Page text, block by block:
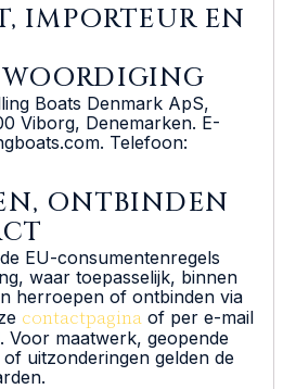
IMPORTEUR EN
Boats Denmark ApS,
Viborg, Denemarken. E-
Telefoon:
ONTBINDEN
EU-consumentenregels
waar toepasselijk, binnen
herroepen of ontbinden via
contactpagina of per e-mail
Voor maatwerk, geopende
uitzonderingen gelden de